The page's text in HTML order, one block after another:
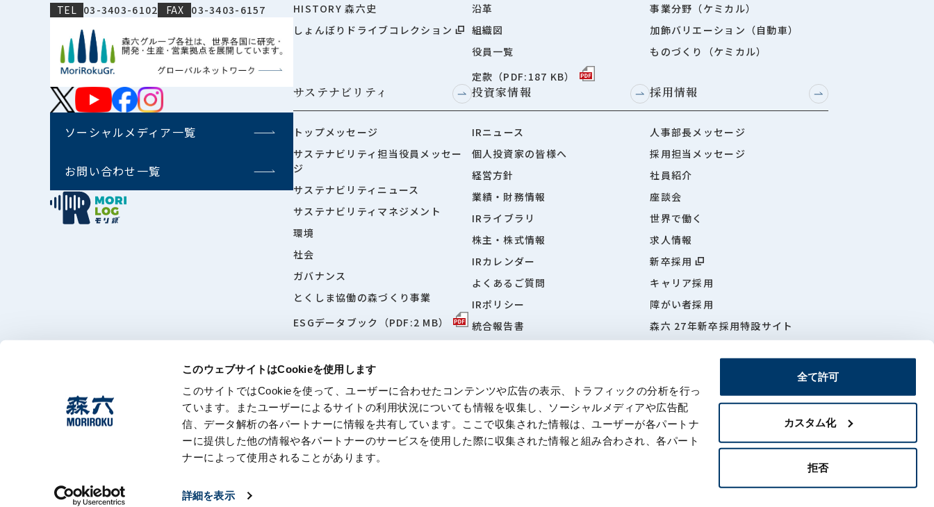
このウェブサイトはCookieを使用します
このサイトではCookieを使って、ユーザーに合わせたコンテンツや広告の表示、トラフィックの分析を行っ
ています。またユーザーによるサイトの利用状況についても情報を収集し、ソーシャルメディアや広告配
信、データ解析の各パートナーに情報を共有しています。ここで収集された情報は、ユーザーが各パートナ
ーに提供した他の情報や各パートナーのサービスを使用した際に収集された情報と組み合わされ、各パート
ナーによって使用されることがあります。
詳細を表示
全て許可
カスタム化
拒否
TEL 03-3403-6102 FAX 03-3403-6157
ソーシャルメディア一覧
お問い合わせ一覧
HISTORY 森六史
しょんぼりドライブコレクション
沿革
組織図
役員一覧
定款（PDF:187 KB）
事業分野（ケミカル）
加飾バリエーション（自動車）
ものづくり（ケミカル）
サステナビリティ
トップメッセージ
サステナビリティ担当役員メッセー
ジ
サステナビリティニュース
サステナビリティマネジメント
環境
社会
ガバナンス
とくしま協働の森づくり事業
ESGデータブック（PDF:2 MB）
投資家情報
IRニュース
個人投資家の皆様へ
経営方針
業績・財務情報
IRライブラリ
株主・株式情報
IRカレンダー
よくあるご質問
IRポリシー
統合報告書
採用情報
人事部長メッセージ
採用担当メッセージ
社員紹介
座談会
世界で働く
求人情報
新卒採用
キャリア採用
障がい者採用
森六 27年新卒採用特設サイト
このサイトについて個人情報に関する方針 反社会的勢力に対する基本方針 免責事項 サイトマップ